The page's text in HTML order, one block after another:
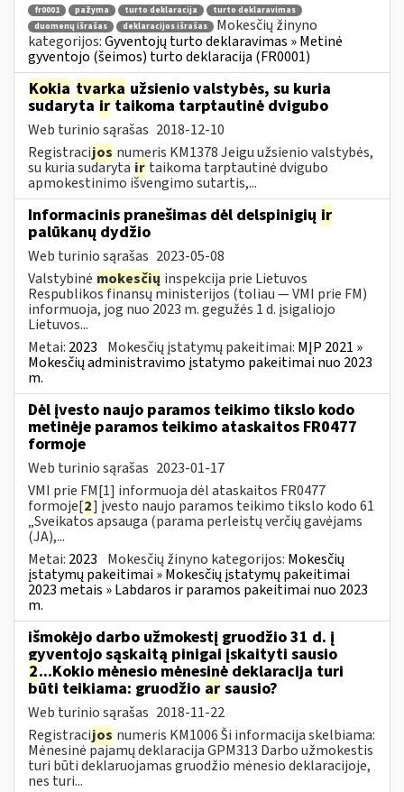
fr0001 pažyma turto deklaracija
turto deklaravimas
duomenų išrašas
deklaracijos išrašas
Mokesčių žinyno
kategorijos:Gyventojų turto deklaravimas » Metinė
gyventojo (šeimos) turto deklaracija (FR0001)
Kokia tvarka užsienio valstybės, su kuria
sudarytairtaikoma tarptautinė dvigubo
Web turinio sąrašas 2018-12-10
Registracijos numeris KM1378 Jeigu užsienio valstybės,
su kuria sudaryta ir taikoma tarptautinė dvigubo
apmokestinimo išvengimo sutartis,...
Informacinis pranešimas dėl delspinigių ir
palūkanų dydžio
Web turinio sąrašas 2023-05-08
Valstybinė mokesčių inspekcija prie Lietuvos
Respublikos finansų ministerijos (toliau — VMI prie FM)
informuoja, jog nuo 2023 m. gegužės 1 d. įsigaliojo
Lietuvos...
Metai: 2023 Mokesčių įstatymų pakeitimai: MĮP 2021 »
Mokesčių administravimo įstatymo pakeitimai nuo 2023
m.
Dėl įvesto naujo paramos teikimo tikslo kodo
metinėje paramos teikimo ataskaitos FR0477
formoje
Web turinio sąrašas 2023-01-17
VMI prie FM[1] informuoja dėl ataskaitos FR0477
formoje[2] įvesto naujo paramos teikimo tikslo kodo 61
„Sveikatos apsauga (parama perleistų verčių gavėjams
(JA),...
Metai: 2023 Mokesčių žinyno kategorijos: Mokesčių
įstatymų pakeitimai » Mokesčių įstatymų pakeitimai
2023 metais » Labdaros ir paramos pakeitimai nuo 2023
m.
išmokėjo darbo užmokestį gruodžio 31 d. į
gyventojo sąskaitą pinigai įskaityti sausio
2...Kokio mėnesio mėnesinė deklaracija turi
būti teikiama: gruodžio ar sausio?
Web turinio sąrašas 2018-11-22
Registracijos numeris KM1006 Ši informacija skelbiama:
Mėnesinė pajamų deklaracija GPM313 Darbo užmokestis
turi būti deklaruojamas gruodžio mėnesio deklaracijoje,
nes turi...